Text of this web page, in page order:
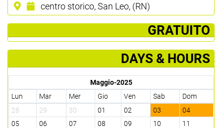
centro storico, San Leo, (RN)
­ GRATUITO
DAYS & HOURS
Maggio-2025
Lun
Mar Mer Gio Ven Sab
Dom
28
29 30 01 02 03
04
05
06 07 08 09 10
11